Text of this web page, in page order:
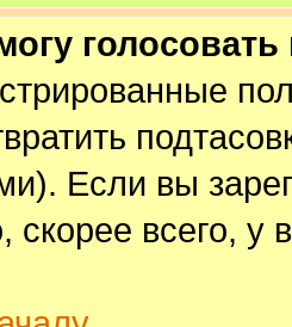
Если вы
скорее всего,